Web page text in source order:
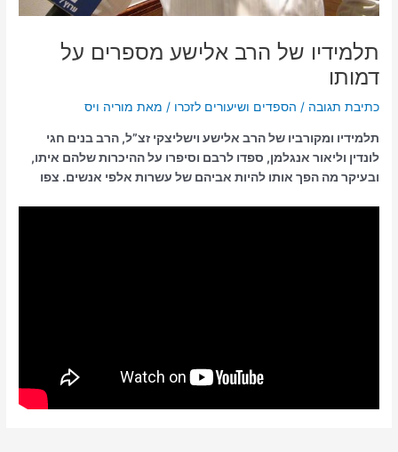
תלמידיו של הרב אלישע מספרים על
דמותו
כתיבת תגובה / הספדים ושיעורים לזכרו / מאת
תלמידיו ומקורביו של הרב אלישע וישליצקי זצ”ל, הרב בנים חגי
לונדין וליאור אנגלמן, ספדו לרבם וסיפרו על ההיכרות שלהם איתו,
ובעיקר מה הפך אותו להיות אביהם של עשרות אלפי אנשים. צפו